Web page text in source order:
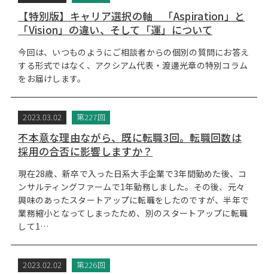
【特別版】キャリア選択の軸 「Aspiration」と
「Vision」の違い、そして「運」について
今回は、いつものようにご相談者からの個別の質問にお答え
する形式ではなく、アクシアム代表・渡邊光章の特別コラム
をお届けします。
2023.03.02 第227回
不本意な理由ながら、既に転職3回。転職回数は
採用の合否に影響しますか？
現在28歳、新卒で入った日系大手企業で3年間勤めた後、コ
ンサルティングファームで1年勤務しました。その後、元々
興味のあったスタートアップに転職をしたのですが、半年で
業務縮小となってしまったため、別のスタートアップに転職
して1…
2023.02.02 第226回